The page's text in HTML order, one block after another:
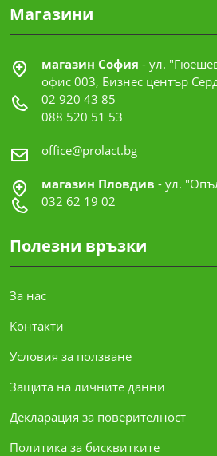
Магазини
магазин София - ул.
офис 003, Бизнес център
02 920 43 85
088 520 51 53
office@prolact.bg
магазин Пловдив - ул.
032 62 19 02
Полезни връзки
За нас
Контакти
Условия за ползване
Защита на личните данни
Декларация за поверителност
Политика за бисквитките